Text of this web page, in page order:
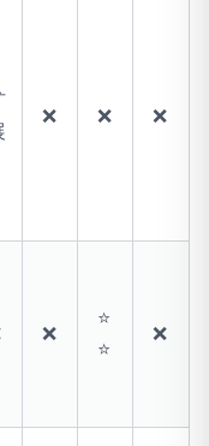
❌ ❌ ❌
❌
⭐
⭐
❌